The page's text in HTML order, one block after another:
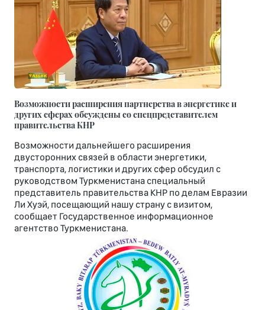
Возможности расширения партнерства в энергетике и
других сферах обсуждены со спецпредставителем
правительства КНР
Возможности дальнейшего расширения
двусторонних связей в области энергетики,
транспорта, логистики и других сфер обсудил с
руководством Туркменистана специальный
представитель правительства КНР по делам Евразии
Ли Хуэй, посещающий нашу страну с визитом,
сообщает Государственное информационное
агентство Туркменистана.